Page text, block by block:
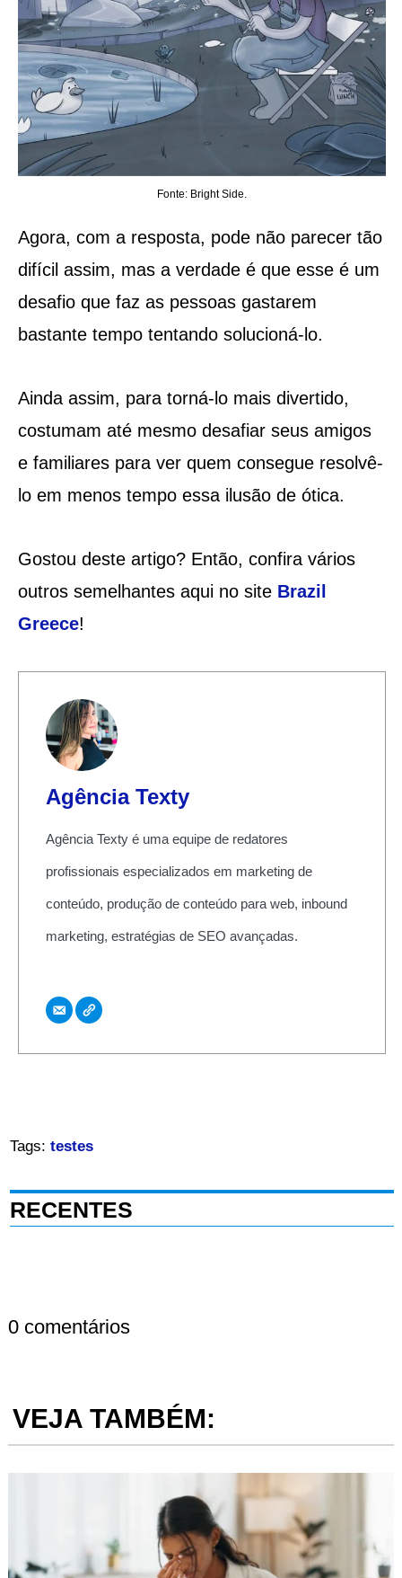
Fonte: Bright Side.
Agora, com a resposta, pode não parecer tão
difícil assim, mas a verdade é que esse é um
desafio que faz as pessoas gastarem
bastante tempo tentando solucioná-lo.
Ainda assim, para torná-lo mais divertido,
costumam até mesmo desafiar seus amigos
e familiares para ver quem consegue resolvê-
lo em menos tempo essa ilusão de ótica.
Gostou deste artigo? Então, confira vários
outros semelhantes aqui no site Brazil
Greece!
Agência Texty
Agência Texty é uma equipe de redatores
profissionais especializados em marketing de
conteúdo, produção de conteúdo para web, inbound
marketing, estratégias de SEO avançadas.
Tags: testes
RECENTES
0 comentários
VEJA TAMBÉM: